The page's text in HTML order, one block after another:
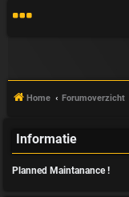
V
Home Forumoverzicht
Informatie
Planned Maintanance !